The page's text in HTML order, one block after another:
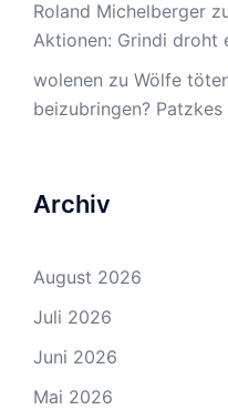
Roland Michelberger
Aktionen: Grindi droht
wolenen zu Wölfe
beizubringen?
Archiv
August 2026
Juli 2026
Juni 2026
Mai 2026